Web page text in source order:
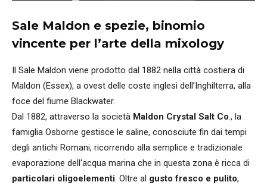
Sale Maldon e spezie, binomio
vincente per l’arte della mixology
Il Sale Maldon viene prodotto dal 1882 nella città costiera di
Maldon (Essex), a ovest delle coste inglesi dell’Inghilterra, alla
foce del fiume Blackwater.
Dal 1882, attraverso la società Maldon Crystal Salt Co., la
famiglia Osborne gestisce le saline, conosciute fin dai tempi
degli antichi Romani, ricorrendo alla semplice e tradizionale
evaporazione dell'acqua marina che in questa zona è ricca di
particolari oligoelementi. Oltre al gusto fresco e pulito,